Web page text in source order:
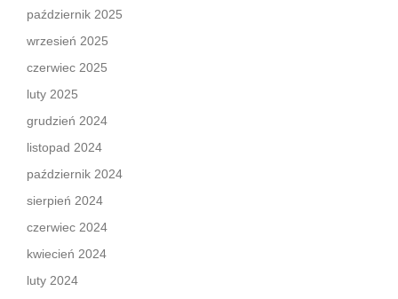
październik 2025
wrzesień 2025
czerwiec 2025
luty 2025
grudzień 2024
listopad 2024
październik 2024
sierpień 2024
czerwiec 2024
kwiecień 2024
luty 2024